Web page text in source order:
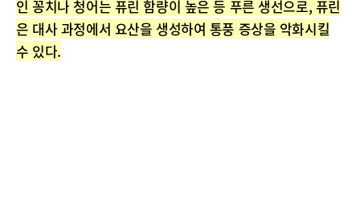
인 꽁치나 청어는 퓨린 함량이 높은 등 푸른 생선으로, 퓨린
은 대사 과정에서 요산을 생성하여 통풍 증상을 악화시킬
수 있다.